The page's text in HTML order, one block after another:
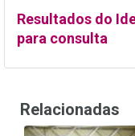
Resultados do
para consulta
Relacionadas